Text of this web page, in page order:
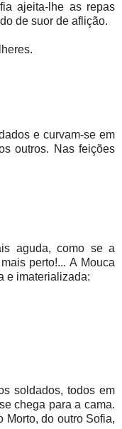
ajeita-lhe as repas
de suor de aflição.
e curvam-se em
outros. Nas feições
aguda, como se a
perto!... A Mouca
e imaterializada:
soldados, todos em
chega para a cama.
Morto, do outro Sofia,